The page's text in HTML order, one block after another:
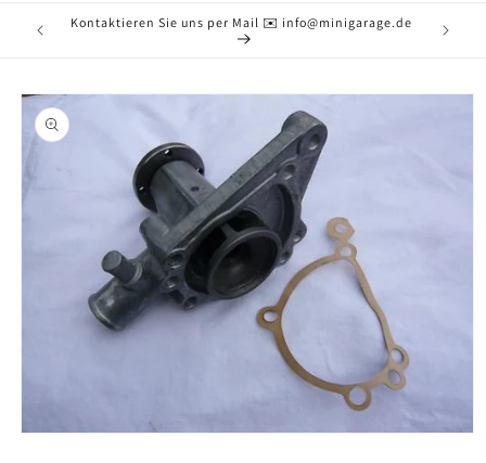
Kontaktieren Sie uns per Mail ✉️ info@minigarage.de